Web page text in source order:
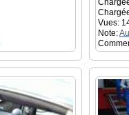
Vues:
Note: